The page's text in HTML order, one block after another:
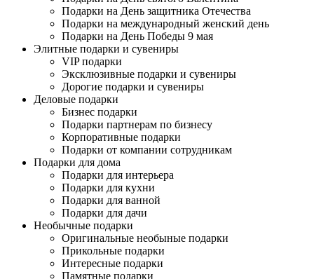
Подарки на День защитника Отечества
Подарки на международный женский день
Подарки на День Победы 9 мая
Элитные подарки и сувениры
VIP подарки
Эксклюзивные подарки и сувениры
Дорогие подарки и сувениры
Деловые подарки
Бизнес подарки
Подарки партнерам по бизнесу
Корпоративные подарки
Подарки от компании сотрудникам
Подарки для дома
Подарки для интерьера
Подарки для кухни
Подарки для ванной
Подарки для дачи
Необычные подарки
Оригинальные необыные подарки
Прикольные подарки
Интересные подарки
Памятные подарки